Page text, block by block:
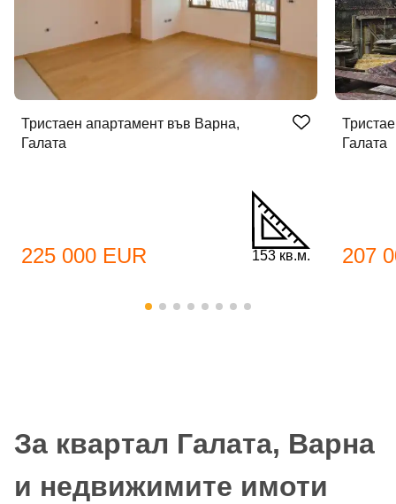
Тристаен апартамент във Варна,
Галата
225 000 EUR 153 кв.м.
Галата
207
За квартал Галата, Варна
и недвижимите имоти